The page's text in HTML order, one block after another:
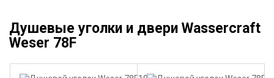
Душевые уголки и двери Wassercraft
Weser 78F